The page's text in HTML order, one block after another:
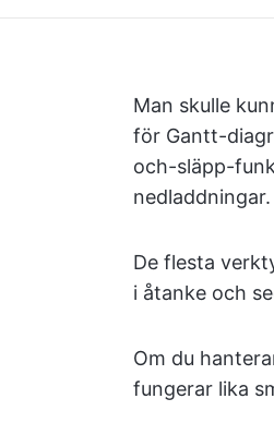
Man skulle
för Gantt-
och-släpp-
nedladdningar.
De flesta
i åtanke och
Om du
fungerar lika